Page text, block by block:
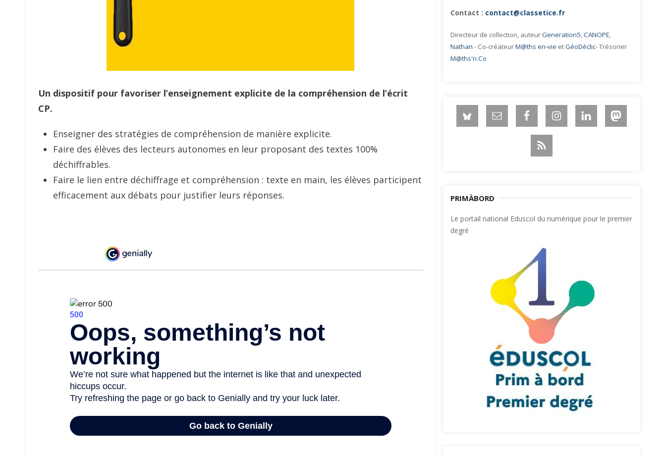
Un dispositif pour favoriser l’enseignement explicite de la compréhension de l’écrit
CP.
Enseigner des stratégies de compréhension de manière explicite.
Faire des élèves des lecteurs autonomes en leur proposant des textes 100%
déchiffrables.
Faire le lien entre déchiffrage et compréhension : texte en main, les élèves participent
efficacement aux débats pour justifier leurs réponses.
Contact : contact@classetice.fr
Directeur de collection, auteurGeneration5,CANOPE,
Nathan - Co-créateurM@ths en-vie etGéoDéclic- Trésorier
M@ths'n Co
PRIMÀBORD
Le portail national Eduscol du numérique pour le premier
degré